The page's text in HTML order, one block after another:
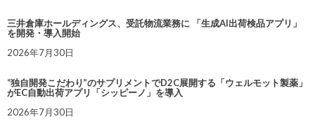
三井倉庫ホールディングス、受託物流業務に 「生成AI出荷検品アプリ」
を開発・導入開始
2026年7月30日
“独自開発こだわり”のサプリメントでD2C展開する「ウェルモット製薬」
がEC自動出荷アプリ「シッピーノ」を導入
2026年7月30日